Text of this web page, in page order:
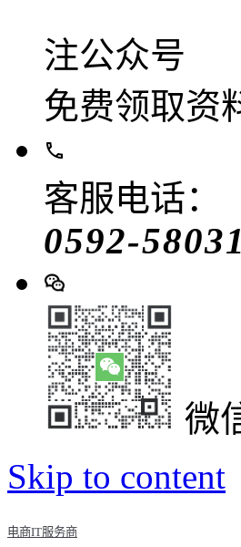
注公众号
免费领取资
客服电话：
0592-
微
Skip to content
电商IT服务商